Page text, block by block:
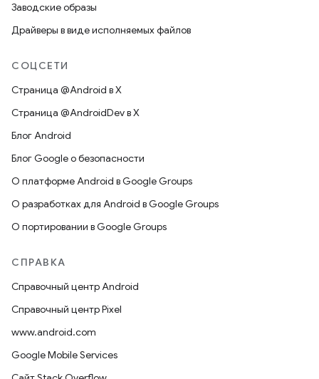
Заводские образы
Драйверы в виде исполняемых файлов
СОЦСЕТИ
Страница @Android в X
Страница @AndroidDev в X
Блог Android
Блог Google о безопасности
О платформе Android в Google Groups
О разработках для Android в Google Groups
О портировании в Google Groups
СПРАВКА
Справочный центр Android
Справочный центр Pixel
www.android.com
Google Mobile Services